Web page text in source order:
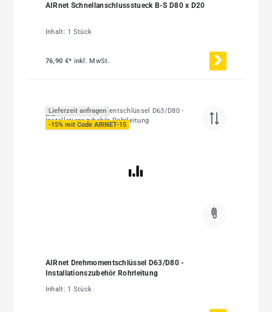
AIRnet Schnellanschlussstueck B-S D80 x D20
Inhalt: 1 Stück
76,90 €* inkl. MwSt.
Lieferzeit anfragen
-15% mit Code AIRNET-15
AIRnet Drehmomentschlüssel D63/D80 -
Installationszubehör Rohrleitung
Inhalt: 1 Stück